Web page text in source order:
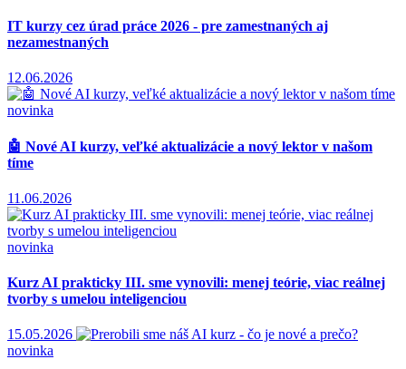
IT kurzy cez úrad práce 2026 - pre zamestnaných aj
nezamestnaných
12.06.2026
novinka
🤖 Nové AI kurzy, veľké aktualizácie a nový lektor v našom
tíme
11.06.2026
novinka
Kurz AI prakticky III. sme vynovili: menej teórie, viac reálnej
tvorby s umelou inteligenciou
15.05.2026
novinka